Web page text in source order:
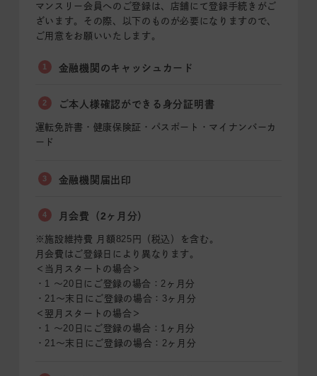
マンスリー会員へのご登録は、店舗にて登録手続きがご
ざいます。その際、以下のものが必要になりますので、
ご用意をお願いいたします。
1 金融機関のキャッシュカード
2 ご本人様確認ができる身分証明書
運転免許書・健康保険証・パスポート・マイナンバーカ
ード
3 金融機関届出印
4 月会費（2ヶ月分）
※施設維持費 月額825円（税込）を含む。
月会費はご登録日により異なります。
＜当月スタートの場合＞
・1 〜20日にご登録の場合：2ヶ月分
・21〜末日にご登録の場合：3ヶ月分
＜翌月スタートの場合＞
・1 〜20日にご登録の場合：1ヶ月分
・21〜末日にご登録の場合：2ヶ月分